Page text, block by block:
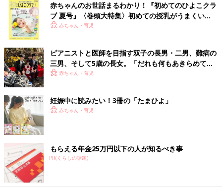
赤ちゃんのお世話まるわかり！『初めてのひよこクラ
ブ 夏号』〈巻頭大特集〉初めての授乳がうまくい
く！ おっぱい・ミルクの基本と夏のトラブル 解決テ
赤ちゃん・育児
ピアニストと医師を目指す双子の長男・二男、難病の
三男、そして5歳の長女。「だれも何もあきらめてほ
しくない」母の思い
赤ちゃん・育児
妊娠中に読みたい！3冊の「たまひよ」
赤ちゃん・育児
もらえる年金25万円以下の人が知るべき事
PR(くらしの話題)